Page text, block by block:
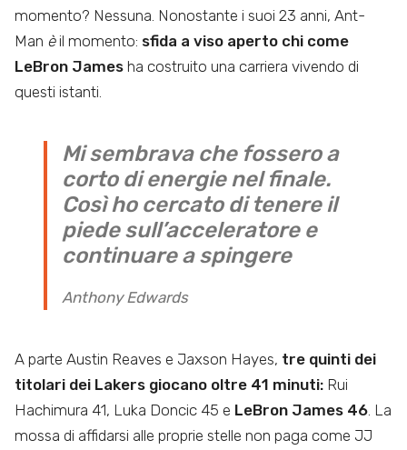
momento? Nessuna. Nonostante i suoi 23 anni, Ant-
Man èil momento: sfida a viso aperto chi come
LeBron James ha costruito una carriera vivendo di
questi istanti.
Mi sembrava che fossero a
corto di energie nel finale.
Così ho cercato di tenere il
piede sull’acceleratore e
continuare a spingere
Anthony Edwards
A parte Austin Reaves e Jaxson Hayes, tre quinti dei
titolari dei Lakers giocano oltre 41 minuti: Rui
Hachimura 41, Luka Doncic 45 e LeBron James 46 . La
mossa di affidarsi alle proprie stelle non paga come JJ